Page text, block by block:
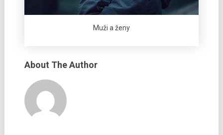
Muži a ženy
About The Author